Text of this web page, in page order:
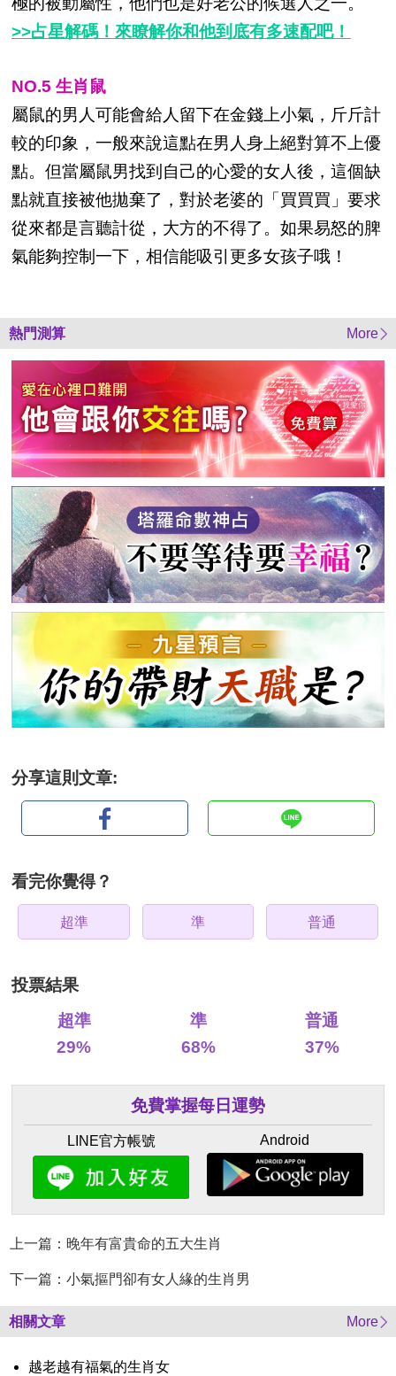
>>占星解碼！來瞭解你和他到底有多速配吧！
NO.5 生肖鼠
屬鼠的男人可能會給人留下在金錢上小氣，斤斤計
較的印象，一般來說這點在男人身上絕對算不上優
點。但當屬鼠男找到自己的心愛的女人後，這個缺
點就直接被他拋棄了，對於老婆的「買買買」要求
從來都是言聽計從，大方的不得了。如果易怒的脾
氣能夠控制一下，相信能吸引更多女孩子哦！
熱門測算 More
分享這則文章:
看完你覺得？
超準 準 普通
投票結果
超準
29%
準
68%
普通
37%
免費掌握每日運勢
LINE官方帳號 Android
上一篇：晚年有富貴命的五大生肖
下一篇：小氣摳門卻有女人緣的生肖男
相關文章 More
越老越有福氣的生肖女